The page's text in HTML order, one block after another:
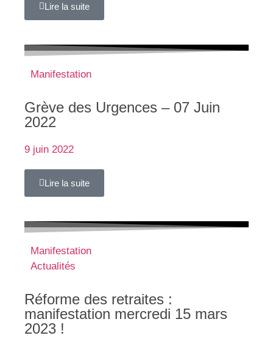
Lire la suite
Manifestation
Grève des Urgences – 07 Juin
2022
9 juin 2022
Lire la suite
Manifestation
Actualités
Réforme des retraites :
manifestation mercredi 15 mars
2023 !